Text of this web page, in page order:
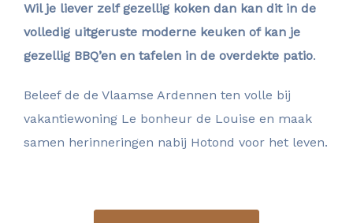
Wil je liever zelf gezellig koken dan kan dit in de
volledig uitgeruste moderne keuken of kan je
gezellig BBQ’en en tafelen in de overdekte patio.
Beleef de de Vlaamse Ardennen ten volle bij
vakantiewoning Le bonheur de Louise en maak
samen herinneringen nabij Hotond voor het leven.